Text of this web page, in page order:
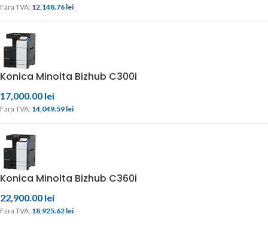
Fara TVA: 12,148.76 lei
Konica Minolta Bizhub C300i
17,000.00 lei
Fara TVA: 14,049.59 lei
Konica Minolta Bizhub C360i
22,900.00 lei
Fara TVA: 18,925.62 lei